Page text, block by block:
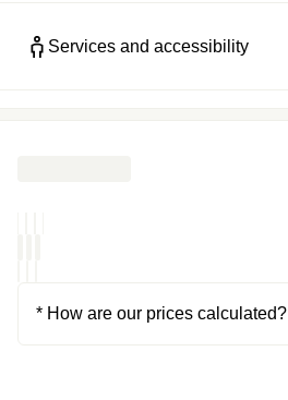
Services and accessibility
* How are our prices calculated?